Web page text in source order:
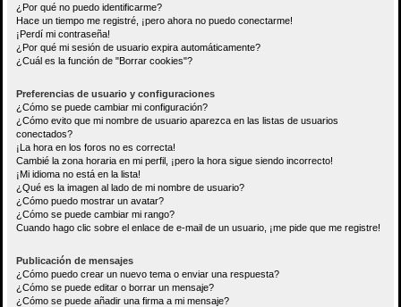
¿Por qué no puedo identificarme?
Hace un tiempo me registré, ¡pero ahora no puedo conectarme!
¡Perdí mi contraseña!
¿Por qué mi sesión de usuario expira automáticamente?
¿Cuál es la función de "Borrar cookies"?
Preferencias de usuario y configuraciones
¿Cómo se puede cambiar mi configuración?
¿Cómo evito que mi nombre de usuario aparezca en las listas de usuarios
conectados?
¡La hora en los foros no es correcta!
Cambié la zona horaria en mi perfil, ¡pero la hora sigue siendo incorrecto!
¡Mi idioma no está en la lista!
¿Qué es la imagen al lado de mi nombre de usuario?
¿Cómo puedo mostrar un avatar?
¿Cómo se puede cambiar mi rango?
Cuando hago clic sobre el enlace de e-mail de un usuario, ¡me pide que me registre!
Publicación de mensajes
¿Cómo puedo crear un nuevo tema o enviar una respuesta?
¿Cómo se puede editar o borrar un mensaje?
¿Cómo se puede añadir una firma a mi mensaje?